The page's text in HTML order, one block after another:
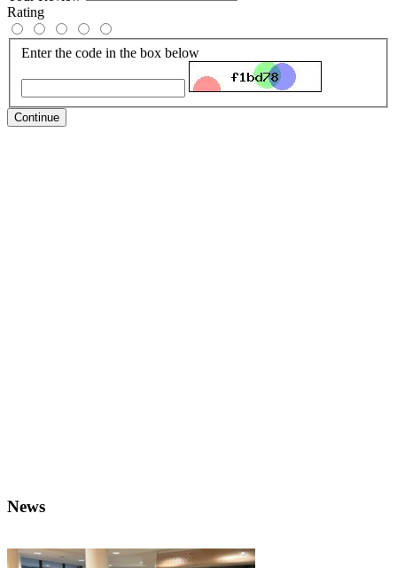
Rating
Enter the code in the box below
Continue
News